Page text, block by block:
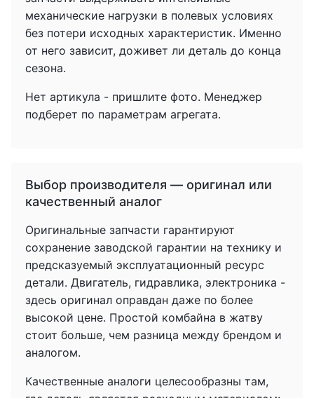
механические нагрузки в полевых условиях
без потери исходных характеристик. Именно
от него зависит, доживет ли деталь до конца
сезона.
Нет артикула - пришлите фото. Менеджер
подберет по параметрам агрегата.
Выбор производителя — оригинал или
качественный аналог
Оригинальные запчасти гарантируют
сохранение заводской гарантии на технику и
предсказуемый эксплуатационный ресурс
детали. Двигатель, гидравлика, электроника -
здесь оригинал оправдан даже по более
высокой цене. Простой комбайна в жатву
стоит больше, чем разница между брендом и
аналогом.
Качественные аналоги целесообразны там,